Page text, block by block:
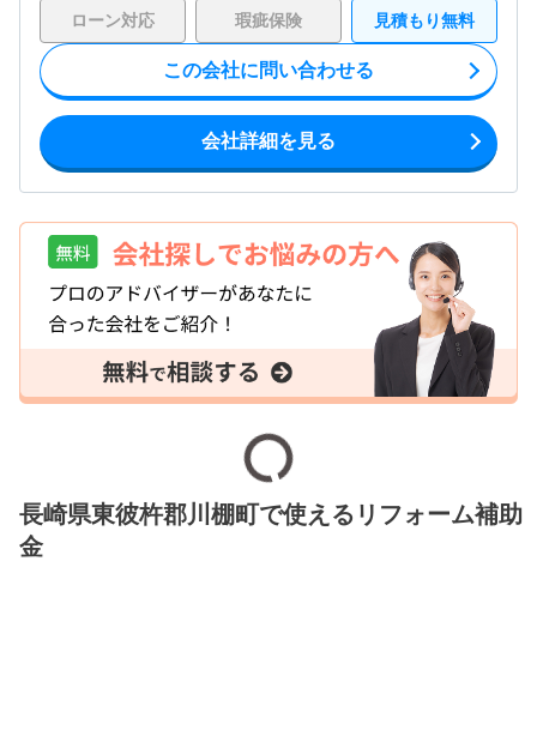
ローン対応 瑕疵保険 見積もり無料
この会社に問い合わせる
会社詳細を見る
長崎県東彼杵郡川棚町で使えるリフォーム補助
金